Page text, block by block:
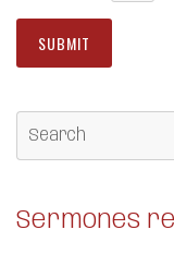
Sermones